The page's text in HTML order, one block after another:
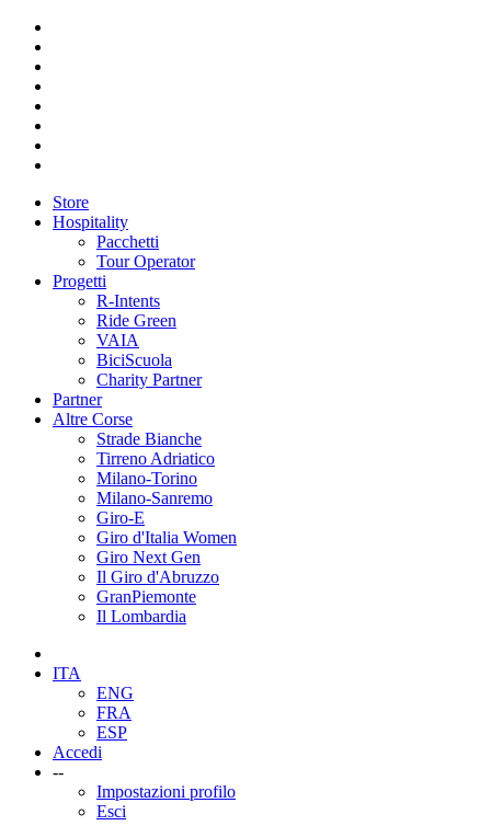
Store
Hospitality
Pacchetti
Tour Operator
Progetti
R-Intents
Ride Green
VAIA
BiciScuola
Charity Partner
Partner
Altre Corse
Strade Bianche
Tirreno Adriatico
Milano-Torino
Milano-Sanremo
Giro-E
Giro d'Italia Women
Giro Next Gen
Il Giro d'Abruzzo
GranPiemonte
Il Lombardia
ITA
ENG
FRA
ESP
Accedi
--
Impostazioni profilo
Esci